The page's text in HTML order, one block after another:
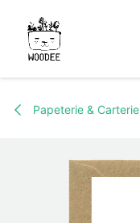
Papeterie & Carterie